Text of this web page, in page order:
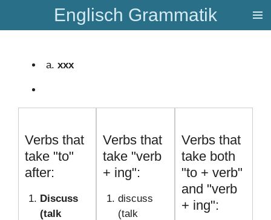
Hauptinhalt
Englisch Grammatik
xxx
Verbs that
take "to"
after:
Discuss
(talk
Verbs that
take "verb
+ ing":
discuss
(talk
Verbs that
take both
"to + verb"
and "verb
+ ing":